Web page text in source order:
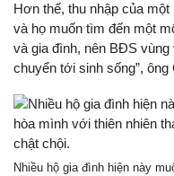
Hơn thế, thu nhập của
và họ muốn tìm đến một
và gia đình, nên BĐS
chuyển tới sinh sống”,
Nhiều hộ gia đình hiện này